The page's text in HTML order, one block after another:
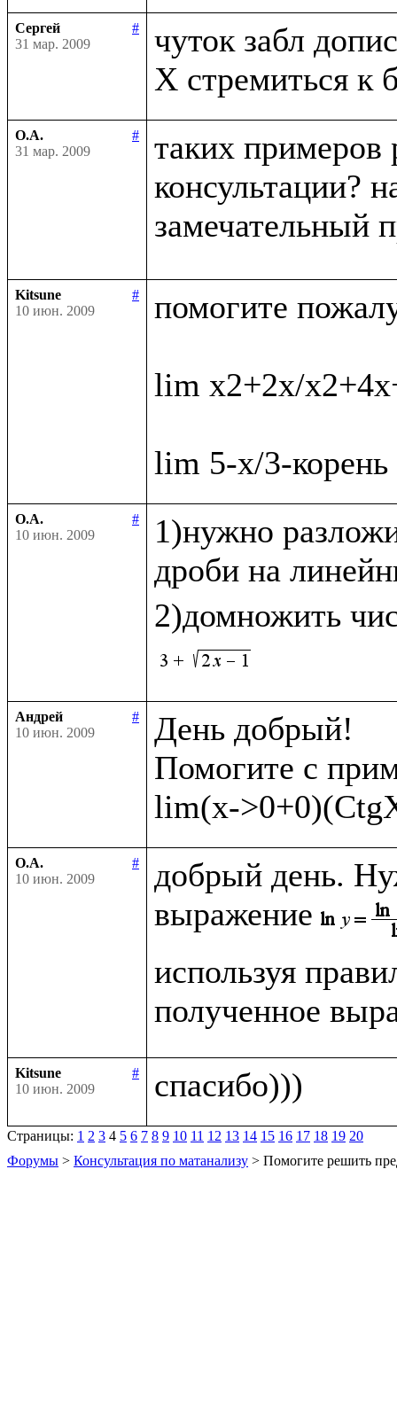
Сергей
#
31 мар. 2009
чуток забл
О.А.
#
31 мар. 2009
таких
консультации?
замечательный
Kitsune
#
10 июн. 2009
помогите
lim x2+2x/
О.А.
#
10 июн. 2009
1)нужно
дроби на
2)домножить
Андрей
#
10 июн. 2009
День добрый!
Помогите с
О.А.
#
10 июн. 2009
добрый день.
выражение
используя
полученное
Kitsune
#
10 июн. 2009
Страницы: 1 2 3 4 5 6 7 8 9 10 11 12 13 14 15 16 17 18 19 20
Форумы > Консультация по матанализу > Помогите решить